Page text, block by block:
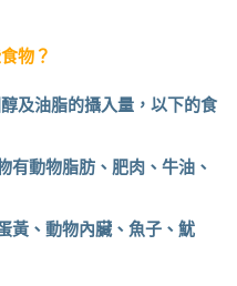
物？
及油脂的攝入量，以下的食
有動物脂肪、肥肉、牛油、
黃、動物內臟、魚子、魷